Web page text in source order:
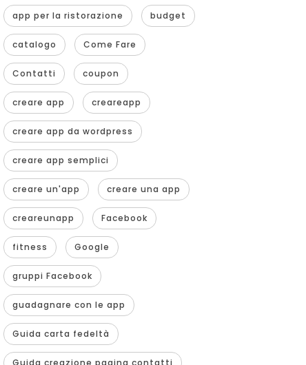
app per la ristorazione budget
catalogo Come Fare
Contatti coupon
creare app creareapp
creare app da wordpress
creare app semplici
creare un'app creare una app
creareunapp Facebook
fitness Google
gruppi Facebook
guadagnare con le app
Guida carta fedeltà
Guida creazione pagina contatti